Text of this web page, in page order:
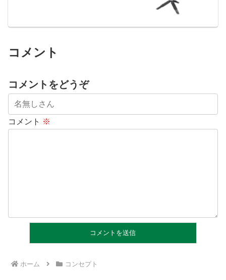
コメント
コメントをどうぞ
コメント ※
ホーム コンセプト